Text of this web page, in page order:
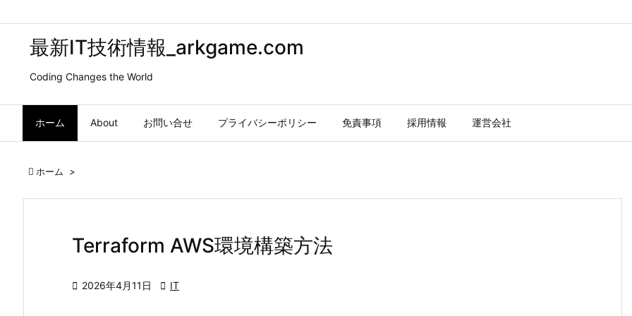
最新IT技術情報_arkgame.com
Coding Changes the World
ホーム About お問い合せ プライバシーポリシー 免責事項 採用情報 運営会社
 ホーム >
Terraform AWS環境構築方法
 2026年4月11日  IT